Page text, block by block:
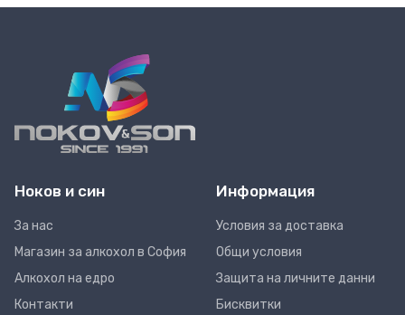
Ноков и син
За нас
Магазин за алкохол в София
Алкохол на едро
Контакти
Информация
Условия за доставка
Общи условия
Защита на личните данни
Бисквитки